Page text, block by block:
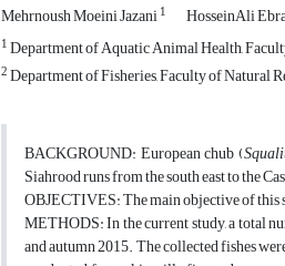
Mehrnoush Moeini Jazani1 HosseinAli
1Department of Aquatic Animal Health,
2Department of Fisheries, Faculty of Natural
BACKGROUND: European chub (
Siahrood runs from the south east to the
OBJECTIVES: The main objective of this
METHODS: In the current study, a total
and autumn 2015. The collected fishes